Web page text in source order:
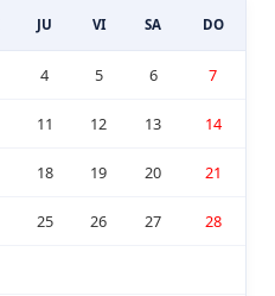
JU VI SA DO
4 5 6 7
11 12 13 14
18 19 20 21
25 26 27 28